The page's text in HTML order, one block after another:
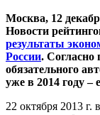
Москва, 12
Новости
результаты
России. Согласно
обязательного
уже в 2014 году –
22 октября 2013